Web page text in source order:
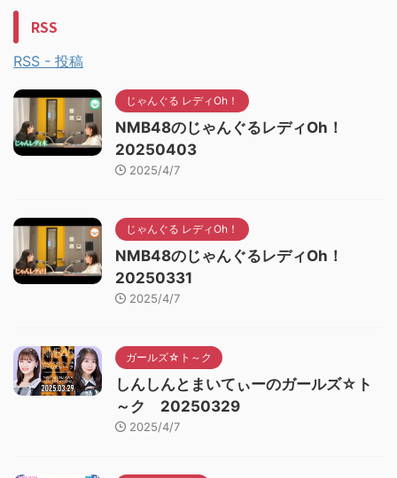
RSS
RSS - 投稿
じゃんぐる レディOh！
NMB48のじゃんぐるレディOh！
20250403
2025/4/7
じゃんぐる レディOh！
NMB48のじゃんぐるレディOh！
20250331
2025/4/7
ガールズ☆ト～ク
しんしんとまいてぃーのガールズ☆ト
～ク 20250329
2025/4/7